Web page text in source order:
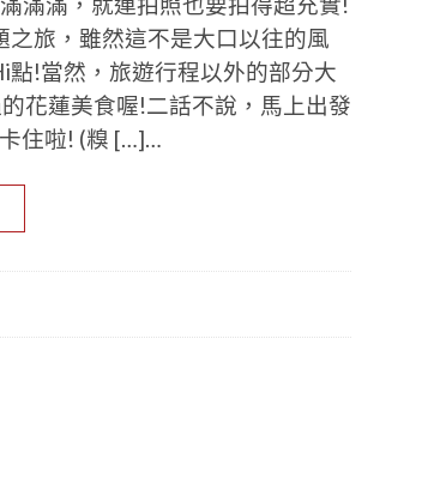
旅，雖然這不是大口以往的風
!當然，旅遊行程以外的部分大
花蓮美食喔!二話不說，馬上出發
住啦! (糗 […]…